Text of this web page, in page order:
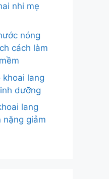
nhi mẹ
nóng
cách làm
lang
dưỡng
lang
nặng giảm